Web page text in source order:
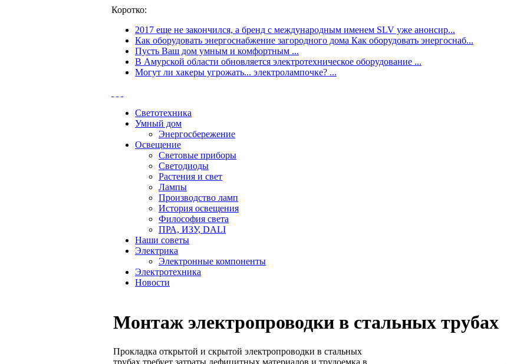
Коротко:
2017 еще не закончился, а бренд с международным именем SLV уже анонсир...
Как оборудовать энергоснабжение загородного дома Как оборудовать энергоснаб...
Пусть Ваш дом умным и комфортным ...
В Амурской области обновляется электротехническое оборудование ...
Могут ли хакеры угрожать... электролампочке? ...
Светотехника
Умный дом
Энергосбережение
Освещение
Световые приборы
Светодиоды
Растения и свет
Лампы
Производство ламп
История освещения
Философия света
ПРА, ИЗУ, DALI
Наши советы
Электрика
Электронные компоненты
Электротехника
Новости
Монтаж электропроводки в стальных трубах
Прокладка открытой и скрытой электропроводки в стальных
трубах требует затраты дефицитных материалов и трудоемка в